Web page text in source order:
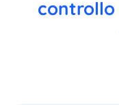
controllo